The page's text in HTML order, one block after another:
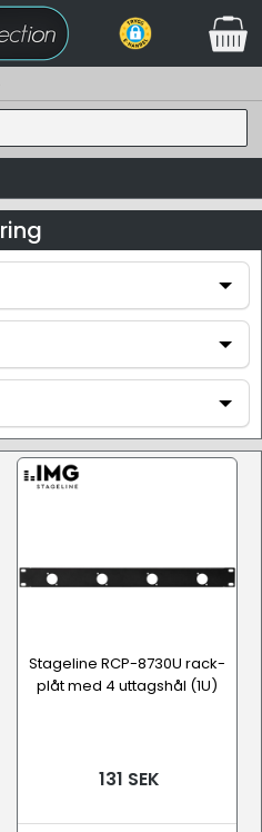
Stageline RCP-8730U rack-
plåt med 4 uttagshål (1U)
131 SEK